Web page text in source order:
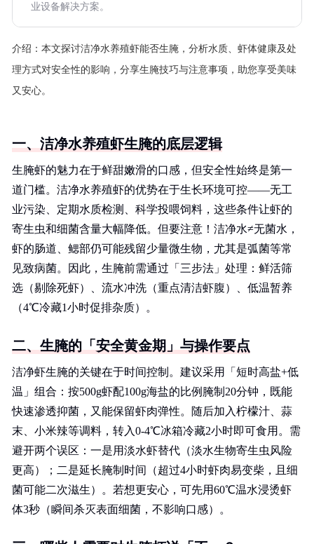
业设备解决方案。
介绍： 本文探讨洁净水养殖虾能否生腌，分析水质、虾体健康及处
理方式对安全性的影响，分享生腌技巧与注意事项，助您享受美味
又安心。
一、洁净水养殖虾生腌的底层逻辑
生腌虾的魅力在于鲜甜嫩滑的口感，但安全性始终是第一
道门槛。洁净水养殖虾的优势在于生长环境可控——无工
业污染、定期水质检测、科学投喂饲料，这些条件让虾的
寄生虫和细菌含量大幅降低。但要注意！洁净水≠无菌水，
虾的肠道、鳃部仍可能残留少量微生物，尤其是弧菌等常
见致病菌。因此，生腌前需通过「三步法」处理：鲜活筛
选（剔除死虾）、流水冲洗（重点清洁虾腹）、低温暂养
（4℃冷藏1小时促排杂质）。
二、生腌的「安全黄金期」与操作要点
洁净虾生腌的关键在于时间控制。建议采用「短时高盐+低
温」组合：按500g虾配100g海盐的比例腌制20分钟，既能
快速渗透抑菌，又能保留虾肉弹性。随后加入柠檬汁、蒜
末、小米辣等调料，转入0-4℃冰箱冷藏2小时即可食用。需
避开两个误区：一是用淡水虾替代（淡水生物寄生虫风险
更高）；二是延长腌制时间（超过4小时虾肉易变柴，且细
菌可能二次滋生）。若想更安心，可先用60℃温水浸烫虾
体3秒（瞬间杀灭表面细菌，不影响口感）。